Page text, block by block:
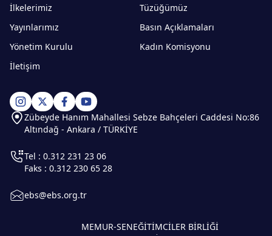
İlkelerimiz
Tüzüğümüz
Yayınlarımız
Basın Açıklamaları
Yönetim Kurulu
Kadın Komisyonu
İletişim
MEMUR-SENEĞİTİMCİLER BİRLİĞİ
Zübeyde Hanım Mahallesi Sebze Bahçeleri Caddesi No:86
Altındağ - Ankara / TÜRKİYE
Tel : 0.312 231 23 06
Faks : 0.312 230 65 28
ebs@ebs.org.tr